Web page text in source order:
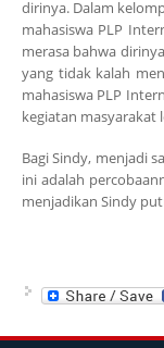
dirinya. Dalam
mahasiswa PLP
merasa bahwa
yang tidak kalah
mahasiswa PLP
kegiatan masyarakat
Bagi Sindy, menjadi
ini adalah
menjadikan Sindy